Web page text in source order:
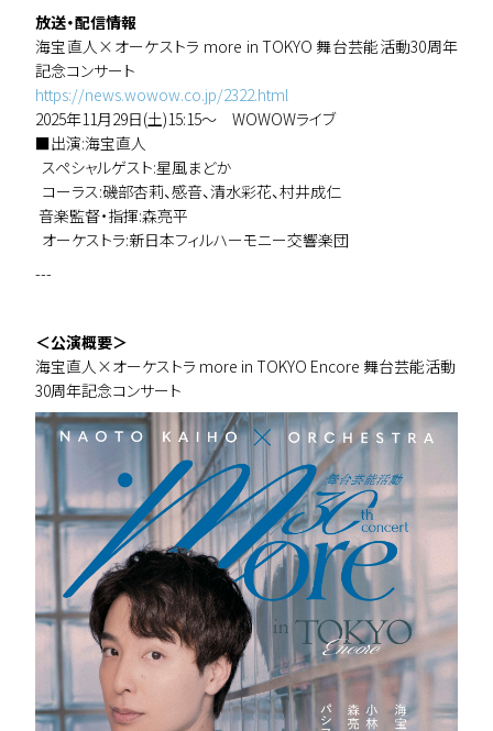
放送・配信情報
海宝直人×オーケストラ more in TOKYO 舞台芸能活動30周年
記念コンサート
https://news.wowow.co.jp/2322.html
2025年11月29日(土)15:15〜 WOWOWライブ
■出演:海宝直人
スペシャルゲスト:星風まどか
コーラス:磯部杏莉、感音、清水彩花、村井成仁
音楽監督・指揮:森亮平
オーケストラ:新日本フィルハーモニー交響楽団
---
＜公演概要＞
海宝直人×オーケストラ more in TOKYO Encore 舞台芸能活動
30周年記念コンサート